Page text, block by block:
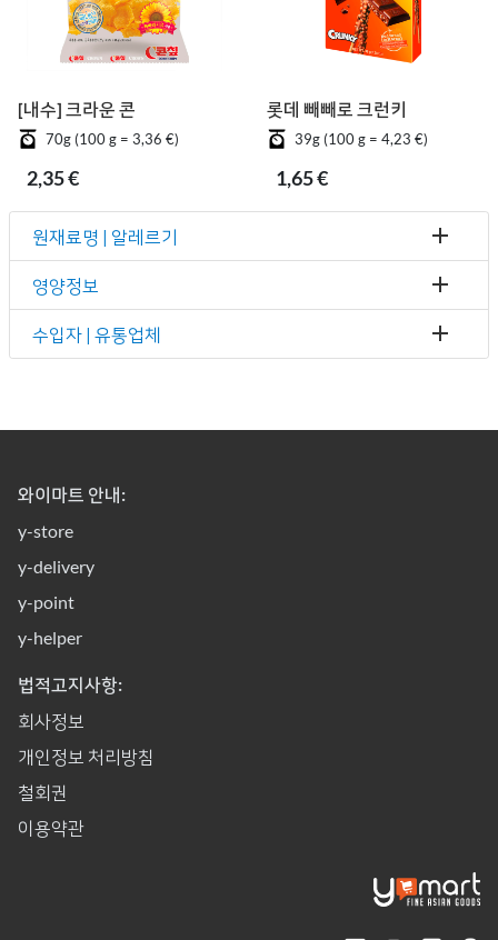
[내수] 크라운 콘칲
70g (100 g = 3,36 €)
2,35 €
롯데 빼빼로 크런키
39g (100 g = 4,23 €)
1,65 €
원재료명 | 알레르기
영양정보
수입자 | 유통업체
와이마트 안내:
y-store
y-delivery
y-point
y-helper
법적고지사항:
회사정보
개인정보 처리방침
철회권
이용약관